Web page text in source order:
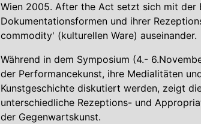
Wien 2005. After the Act setzt sich mit der
Dokumentationsformen und ihrer
commodity' (kulturellen Ware) auseinander.
Während in dem Symposium (4.-
der Performancekunst, ihre Medialitäten
Kunstgeschichte diskutiert werden, zeigt
unterschiedliche Rezeptions- und
der Gegenwartskunst.